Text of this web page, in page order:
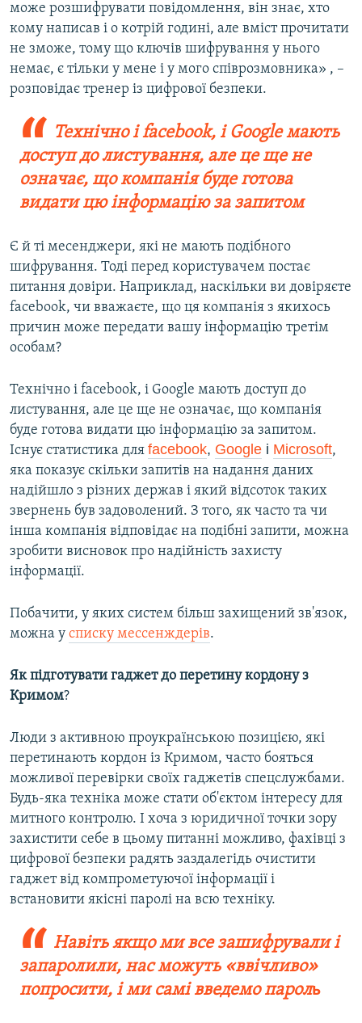
може розшифрувати повідомлення, він знає, хто
кому написав і о котрій годині, але вміст прочитати
не зможе, тому що ключів шифрування у нього
немає, є тільки у мене і у мого співрозмовника» , –
розповідає тренер із цифрової безпеки.
Технічно і facebook, і Googlе мають
доступ до листування, але це ще не
означає, що компанія буде готова
видати цю інформацію за запитом
Є й ті месенджери, які не мають подібного
шифрування. Тоді перед користувачем постає
питання довіри. Наприклад, наскільки ви довіряєте
facebook, чи вважаєте, що ця компанія з якихось
причин може передати вашу інформацію третім
особам?
Технічно і facebook, і Googlе мають доступ до
листування, але це ще не означає, що компанія
буде готова видати цю інформацію за запитом.
Існує статистика для facebook, Google і Microsoft,
яка показує скільки запитів на надання даних
надійшло з різних держав і який відсоток таких
звернень був задоволений. З того, як часто та чи
інша компанія відповідає на подібні запити, можна
зробити висновок про надійність захисту
інформації.
Побачити, у яких систем більш захищений зв'язок,
можна у списку мессенждерів.
Як підготувати гаджет до перетину кордону з
Кримом?
Люди з активною проукраїнською позицією, які
перетинають кордон із Кримом, часто бояться
можливої перевірки своїх гаджетів спецслужбами.
Будь-яка техніка може стати об'єктом інтересу для
митного контролю. І хоча з юридичної точки зору
захистити себе в цьому питанні можливо, фахівці з
цифрової безпеки радять заздалегідь очистити
гаджет від компрометуючої інформації і
встановити якісні паролі на всю техніку.
Навіть якщо ми все зашифрували і
запаролили, нас можуть «ввічливо»
попросити, і ми самі введемо пароль